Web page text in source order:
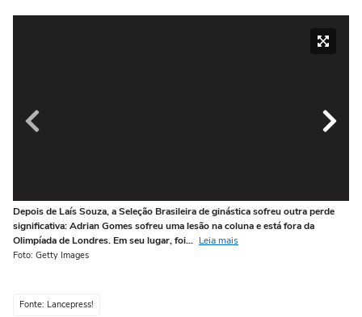
Depois de Laís Souza, a Seleção Brasileira de ginástica sofreu outra perde
significativa: Adrian Gomes sofreu uma lesão na coluna e está fora da
Olimpíada de Londres. Em seu lugar, foi... Leia mais
Foto: Getty Images
Fonte: Lancepress!